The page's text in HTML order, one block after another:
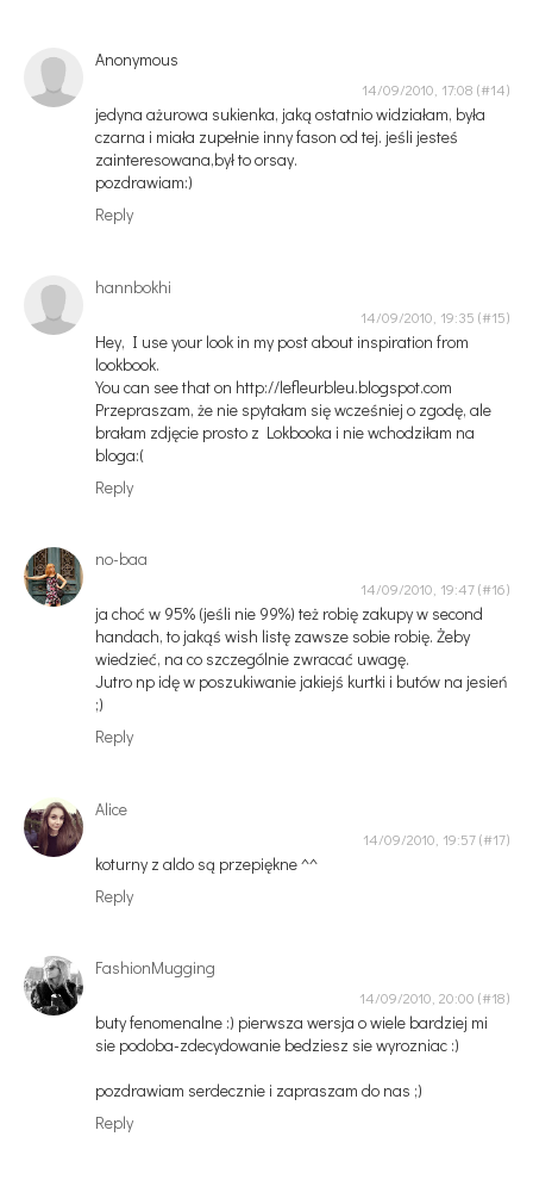
Anonymous
14/09/2010, 17:08
jedyna ażurowa sukienka, jaką ostatnio widziałam, była
czarna i miała zupełnie inny fason od tej. jeśli jesteś
zainteresowana,był to orsay.
pozdrawiam:)
Reply
hannbokhi
14/09/2010, 19:35
Hey, I use your look in my post about inspiration from
lookbook.
You can see that on http://lefleurbleu.blogspot.com
Przepraszam, że nie spytałam się wcześniej o zgodę, ale
brałam zdjęcie prosto z Lokbooka i nie wchodziłam na
bloga:(
Reply
no-baa
14/09/2010, 19:47
ja choć w 95% (jeśli nie 99%) też robię zakupy w second
handach, to jakąś wish listę zawsze sobie robię. Żeby
wiedzieć, na co szczególnie zwracać uwagę.
Jutro np idę w poszukiwanie jakiejś kurtki i butów na jesień
;)
Reply
Alice
14/09/2010, 19:57
koturny z aldo są przepiękne ^^
Reply
FashionMugging
14/09/2010, 20:00
buty fenomenalne :) pierwsza wersja o wiele bardziej mi
sie podoba-zdecydowanie bedziesz sie wyrozniac :)
pozdrawiam serdecznie i zapraszam do nas ;)
Reply